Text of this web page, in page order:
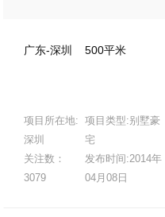
广东-深圳 500平米
项目所在地:
深圳
关注数：
3079
项目类型:别墅豪
宅
发布时间:2014年
04月08日